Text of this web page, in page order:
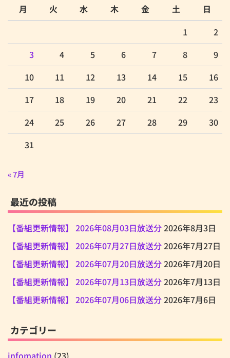
月
火 水 木 金 土
日
1
2
3
4 5 6 7 8
9
10
11 12 13 14 15
16
17
18 19 20 21 22
23
24
25 26 27 28 29
30
31
« 7月
最近の投稿
【番組更新情報】 2026年08月03日放送分2026年8月3日
【番組更新情報】 2026年07月27日放送分2026年7月27日
【番組更新情報】 2026年07月20日放送分2026年7月20日
【番組更新情報】 2026年07月13日放送分2026年7月13日
【番組更新情報】 2026年07月06日放送分2026年7月6日
カテゴリー
infomation (23)